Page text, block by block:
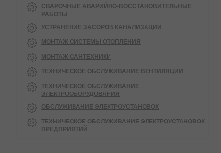
СВАРОЧНЫЕ АВАРИЙНО-ВОССТАНОВИТЕЛЬНЫЕ
РАБОТЫ
УСТРАНЕНИЕ ЗАСОРОВ КАНАЛИЗАЦИИ
МОНТАЖ СИСТЕМЫ ОТОПЛЕНИЯ
МОНТАЖ САНТЕХНИКИ
ТЕХНИЧЕСКОЕ ОБСЛУЖИВАНИЕ ВЕНТИЛЯЦИИ
ТЕХНИЧЕСКОЕ ОБСЛУЖИВАНИЕ
ЭЛЕКТРООБОРУДОВАНИЯ
ОБСЛУЖИВАНИЕ ЭЛЕКТРОУСТАНОВОК
ТЕХНИЧЕСКОЕ ОБСЛУЖИВАНИЕ ЭЛЕКТРОУСТАНОВОК
ПРЕДПРИЯТИЙ